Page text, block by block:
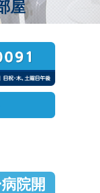
屋
院開